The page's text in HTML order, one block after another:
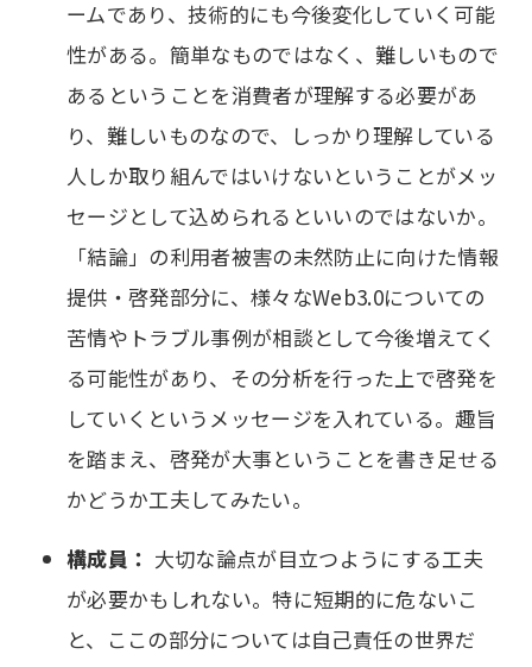
ームであり、技術的にも今後変化していく可能
性がある。簡単なものではなく、難しいもので
あるということを消費者が理解する必要があ
り、難しいものなので、しっかり理解している
人しか取り組んではいけないということがメッ
セージとして込められるといいのではないか。
「結論」の利用者被害の未然防止に向けた情報
提供・啓発部分に、様々なWeb3.0についての
苦情やトラブル事例が相談として今後増えてく
る可能性があり、その分析を行った上で啓発を
していくというメッセージを入れている。趣旨
を踏まえ、啓発が大事ということを書き足せる
かどうか工夫してみたい。
構成員： 大切な論点が目立つようにする工夫
が必要かもしれない。特に短期的に危ないこ
と、ここの部分については自己責任の世界だ